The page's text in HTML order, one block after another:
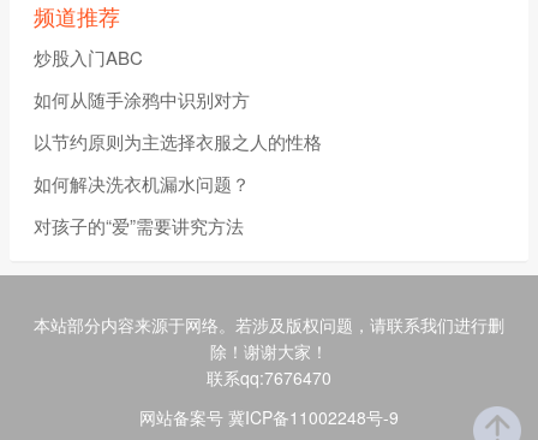
频道推荐
炒股入门ABC
如何从随手涂鸦中识别对方
以节约原则为主选择衣服之人的性格
如何解决洗衣机漏水问题？
对孩子的“爱”需要讲究方法
本站部分内容来源于网络。若涉及版权问题，请联系我们进行删
除！谢谢大家！
联系qq:7676470
网站备案号 冀ICP备11002248号-9